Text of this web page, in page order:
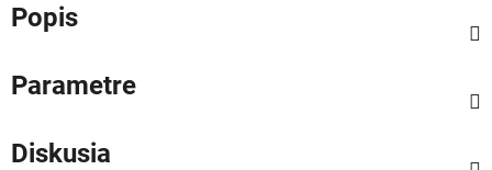
Popis
Parametre
Diskusia